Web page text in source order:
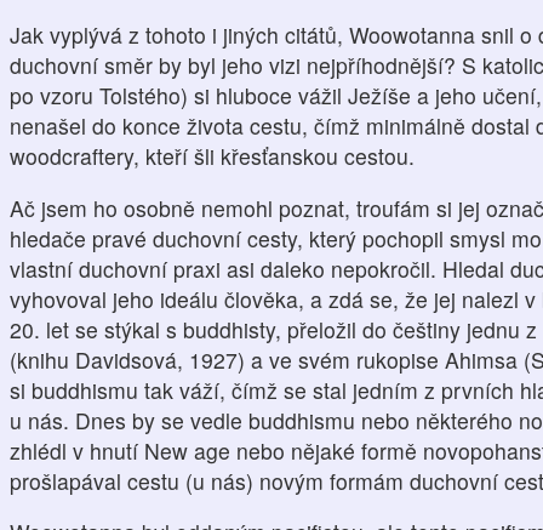
Jak vyplývá z tohoto i jiných citátů, Woowotanna snil
duchovní směr by byl jeho vizi nejpříhodnější? S
po vzoru Tolstého) si hluboce vážil Ježíše a jeho
nenašel do konce života cestu, čímž minimálně dostal
woodcraftery, kteří šli křesťanskou cestou.
Ač jsem ho osobně nemohl poznat, troufám si jej
hledače pravé duchovní cesty, který pochopil smysl
vlastní duchovní praxi asi daleko nepokročil. Hledal
vyhovoval jeho ideálu člověka, a zdá se, že jej nalezl
20. let se stýkal s buddhisty, přeložil do češtiny jednu
(knihu Davidsová, 1927) a ve svém rukopise Ahimsa
si buddhismu tak váží, čímž se stal jedním z prvních
u nás. Dnes by se vedle buddhismu nebo některého
zhlédl v hnutí New age nebo nějaké formě
prošlapával cestu (u nás) novým formám duchovní